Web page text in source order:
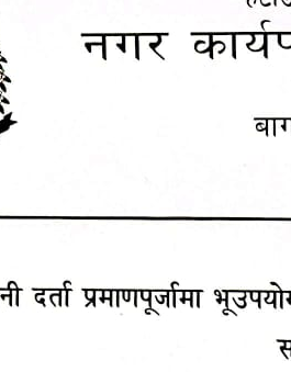
दर्ता सम्बन्धी सूचना !!
९८४१६४५३५६ (टोल
बहान चालकको नं.
सम्पर्क नं. ९८४१६४५३५६ (टोल फ्रि
चालकको नं. ९८४९५०५६००